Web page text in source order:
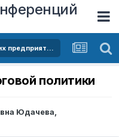
Ключевые вызовы для малых и средних предприятий в 2026 году: баланс между устойчивостью и снижением затрат
политики
Юдачева,